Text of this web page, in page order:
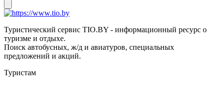
Туристический сервис TIO.BY - информационный ресурс о
туризме и отдыхе.
Поиск автобусных, ж/д и авиатуров, специальных
предложений и акций.
Туристам